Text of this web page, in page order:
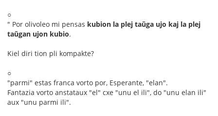
○
" Por olivoleo mi pensas kubion la plej taŭga ujo kaj la plej
taŭgan ujon kubio.
Kiel diri tion pli kompakte?
○
"parmi" estas franca vorto por, Esperante, "elan".
Fantazia vorto anstataux "el" cxe "unu el ili", do "unu elan ili"
aux "unu parmi ili".